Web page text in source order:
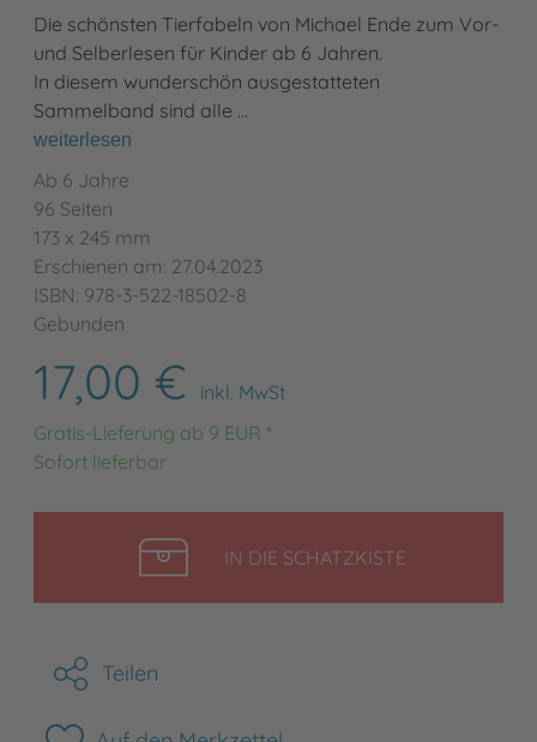
Die schönsten Tierfabeln von Michael Ende zum Vor-
und Selberlesen für Kinder ab 6 Jahren.
In diesem wunderschön ausgestatteten
Sammelband sind alle …
weiterlesen
Ab 6 Jahre
96 Seiten
173 x 245 mm
Erschienen am: 27.04.2023
ISBN: 978-3-522-18502-8
Gebunden
17,00 €
inkl. MwSt
Gratis-Lieferung ab 9 EUR *
Sofort lieferbar
IN DIE SCHATZKISTELEGEN
Teilen